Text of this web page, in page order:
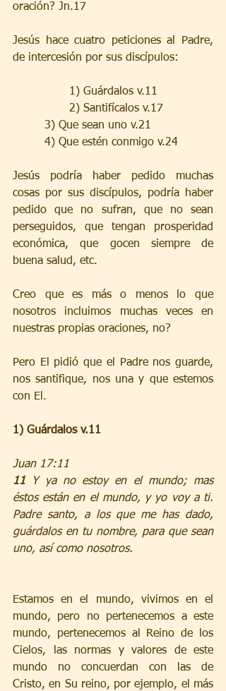
oración? Jn.17
Jesús hace cuatro peticiones al Padre,
de intercesión por sus discípulos:
1) Guárdalos v.11
		2) Santifícalos v.17
         3) Que sean uno v.21
         4) Que estén conmigo v.24
Jesús podría haber pedido muchas
cosas por sus discípulos, podría haber
pedido que no sufran, que no sean
perseguidos, que tengan prosperidad
económica, que gocen siempre de
buena salud, etc.
Creo que es más o menos lo que
nosotros incluimos muchas veces en
nuestras propias oraciones, no?
Pero El pidió que el Padre nos guarde,
nos santifique, nos una y que estemos
con El.
1) Guárdalos v.11
Juan 17:11
11
Y ya no estoy en el mundo; mas
éstos están en el mundo, y yo voy a ti.
Padre santo, a los que me has dado,
guárdalos en tu nombre, para que sean
uno, así como nosotros.
Estamos en el mundo, vivimos en el
mundo, pero no pertenecemos a este
mundo, pertenecemos al Reino de los
Cielos, las normas y valores de este
mundo no concuerdan con las de
Cristo, en Su reino, por ejemplo, el más